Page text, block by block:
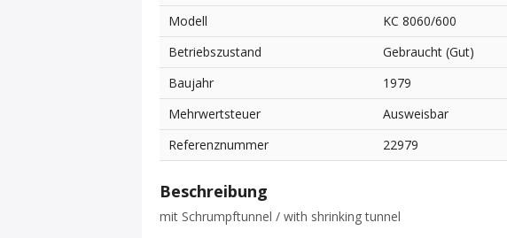
Modell
KC 8060/600
Betriebszustand
Gebraucht (Gut)
Baujahr
1979
Mehrwertsteuer
Ausweisbar
Referenznummer
22979
Beschreibung
mit Schrumpftunnel / with shrinking tunnel